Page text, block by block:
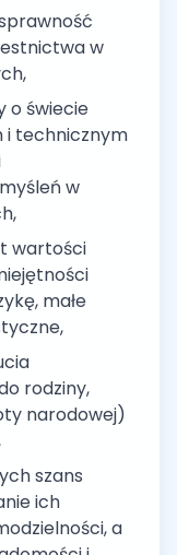
w
o świecie
i technicznym
w
wartości
małe
rodziny,
narodowej)
szans
ich
a